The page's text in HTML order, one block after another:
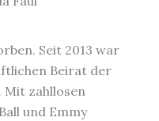
Seit 2013 war
Beirat der
zahllosen
und Emmy